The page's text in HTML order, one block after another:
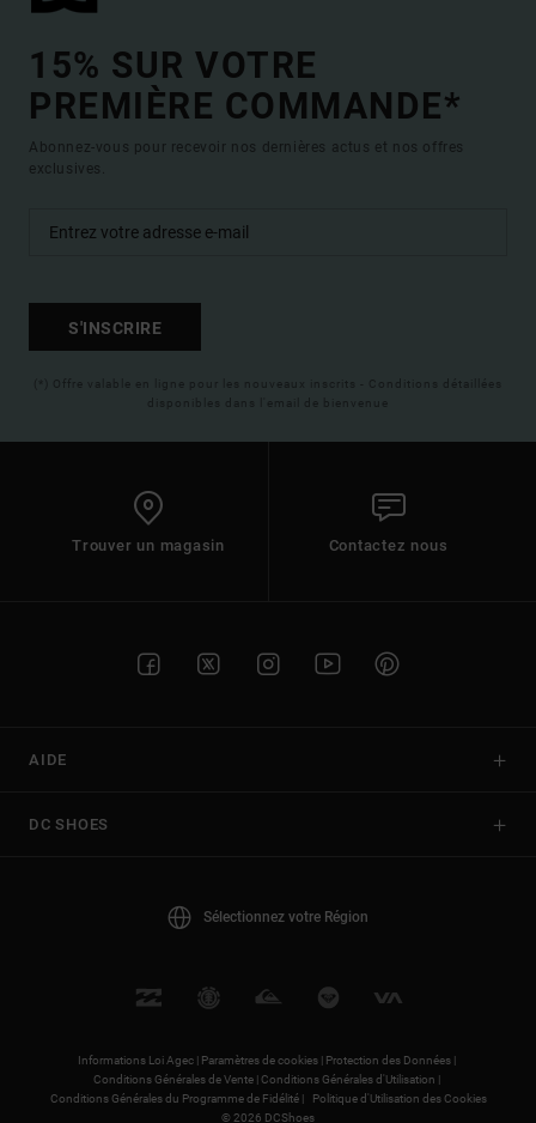
15% SUR VOTRE
PREMIÈRE COMMANDE*
Abonnez-vous pour recevoir nos dernières actus et nos offres
exclusives.
S'INSCRIRE
(*) Offre valable en ligne pour les nouveaux inscrits - Conditions détaillées
disponibles dans l'email de bienvenue
Trouver un magasin Contactez nous
AIDE
DC SHOES
Sélectionnez votre Région
Informations Loi Agec | Paramètres de cookies |
Protection des Données |
Conditions Générales de Vente | Conditions Générales d'Utilisation |
Conditions Générales du Programme de Fidélité |
Politique d'Utilisation des Cookies
© 2026 DCShoes